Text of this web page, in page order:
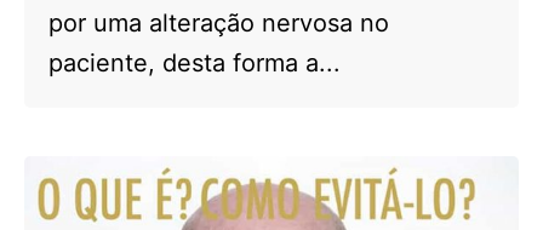
por uma alteração nervosa no
paciente, desta forma a...